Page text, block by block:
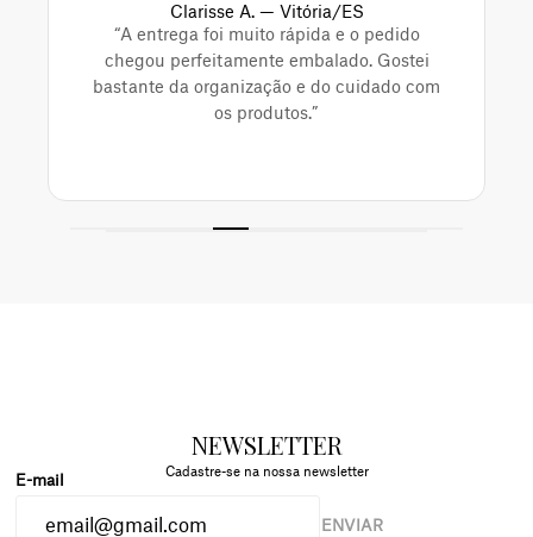
Clarisse A. — Vitória/ES
“A entrega foi muito rápida e o pedido
chegou perfeitamente embalado. Gostei
bastante da organização e do cuidado com
os produtos.”
NEWSLETTER
Cadastre-se na nossa newsletter
ENVIAR